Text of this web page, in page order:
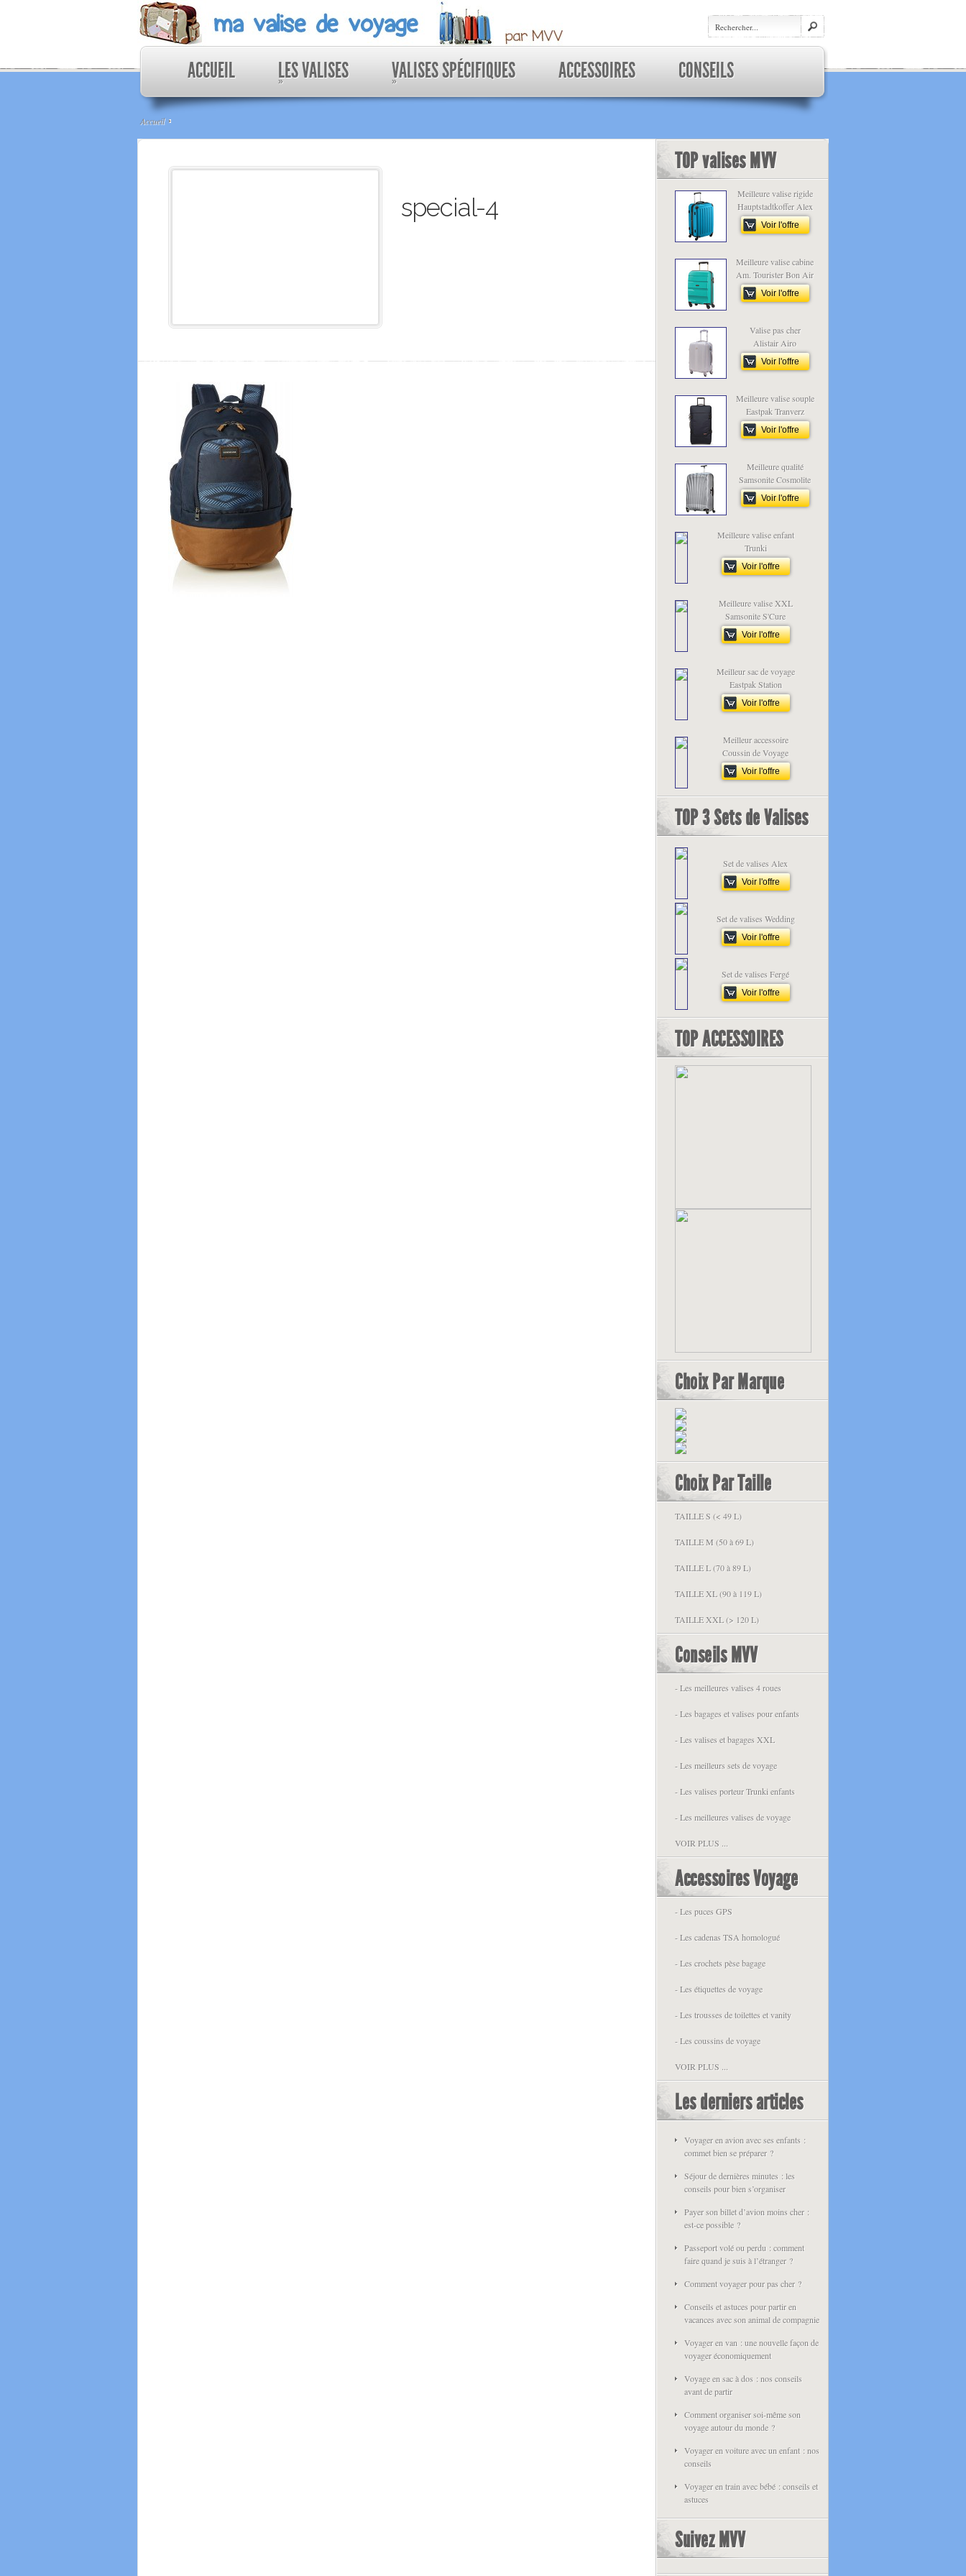
ACCUEIL LES VALISES
» VALISES SPÉCIFIQUES
» ACCESSOIRES CONSEILS
Accueil
special-4
TOP valises MVV
Meilleure valise rigide
Hauptstadtkoffer Alex
Voir l'offre
Meilleure valise cabine
Am. Tourister Bon Air
Voir l'offre
Valise pas cher
Alistair Airo
Voir l'offre
Meilleure valise souple
Eastpak Tranverz
Voir l'offre
Meilleure qualité
Samsonite Cosmolite
Voir l'offre
Meilleure valise enfant
Trunki
Voir l'offre
Meilleure valise XXL
Samsonite S'Cure
Voir l'offre
Meilleur sac de voyage
Eastpak Station
Voir l'offre
Meilleur accessoire
Coussin de Voyage
Voir l'offre
TOP 3 Sets de Valises
Set de valises Alex
Voir l'offre
Set de valises Wedding
Voir l'offre
Set de valises Fergé
Voir l'offre
TOP ACCESSOIRES
Choix Par Marque
Choix Par Taille
TAILLE S (< 49 L)
TAILLE M (50 à 69 L)
TAILLE L (70 à 89 L)
TAILLE XL (90 à 119 L)
TAILLE XXL (> 120 L)
Conseils MVV
- Les meilleures valises 4 roues
- Les bagages et valises pour enfants
- Les valises et bagages XXL
- Les meilleurs sets de voyage
- Les valises porteur Trunki enfants
- Les meilleures valises de voyage
VOIR PLUS ...
Accessoires Voyage
- Les puces GPS
- Les cadenas TSA homologué
- Les crochets pèse bagage
- Les étiquettes de voyage
- Les trousses de toilettes et vanity
- Les coussins de voyage
VOIR PLUS ...
Les derniers articles
Voyager en avion avec ses enfants :
commet bien se préparer ?
Séjour de dernières minutes : les
conseils pour bien s’organiser
Payer son billet d’avion moins cher :
est-ce possible ?
Passeport volé ou perdu : comment
faire quand je suis à l’étranger ?
Comment voyager pour pas cher ?
Conseils et astuces pour partir en
vacances avec son animal de compagnie
Voyager en van : une nouvelle façon de
voyager économiquement
Voyage en sac à dos : nos conseils
avant de partir
Comment organiser soi-même son
voyage autour du monde ?
Voyager en voiture avec un enfant : nos
conseils
Voyager en train avec bébé : conseils et
astuces
Suivez MVV